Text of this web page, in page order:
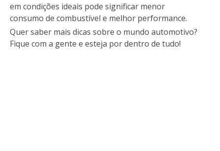
em condições ideais pode significar menor
consumo de combustível e melhor performance.
Quer saber mais dicas sobre o mundo automotivo?
Fique com a gente e esteja por dentro de tudo!